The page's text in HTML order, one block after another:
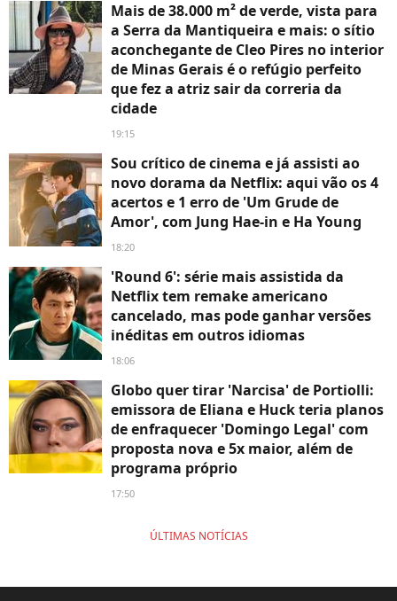
Mais de 38.000 m² de verde, vista para
a Serra da Mantiqueira e mais: o sítio
aconchegante de Cleo Pires no interior
de Minas Gerais é o refúgio perfeito
que fez a atriz sair da correria da
cidade
19:15
Sou crítico de cinema e já assisti ao
novo dorama da Netflix: aqui vão os 4
acertos e 1 erro de 'Um Grude de
Amor', com Jung Hae-in e Ha Young
18:20
'Round 6': série mais assistida da
Netflix tem remake americano
cancelado, mas pode ganhar versões
inéditas em outros idiomas
18:06
Globo quer tirar 'Narcisa' de Portiolli:
emissora de Eliana e Huck teria planos
de enfraquecer 'Domingo Legal' com
proposta nova e 5x maior, além de
programa próprio
17:50
ÚLTIMAS NOTÍCIAS